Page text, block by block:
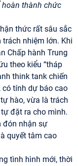
thành chức
thức rất sâu sắc
nhiệm lớn. Khi
Chấp hành Trung
theo kiểu “tháp
think tank chiến
có tính dự báo cao
hào, vừa là trách
đặt ra cho mình.
đón nhận sự
quyết tâm cao
tình hình mới, thời